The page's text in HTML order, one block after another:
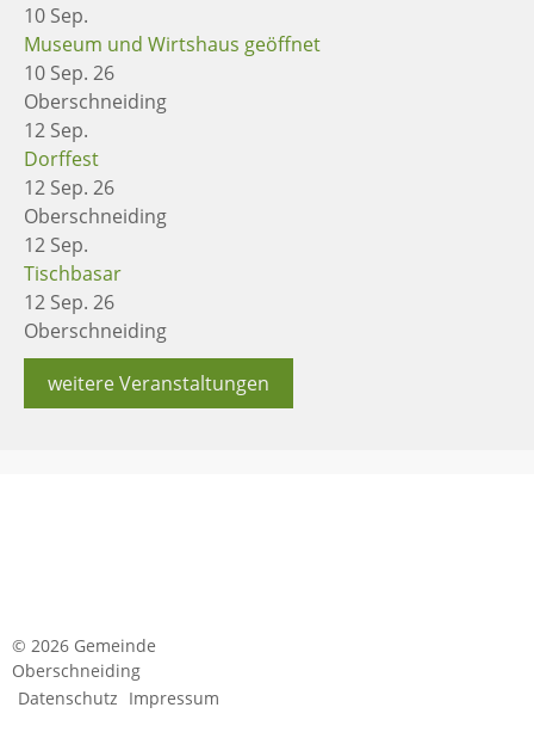
10 Sep.
Museum und Wirtshaus geöffnet
10 Sep. 26
Oberschneiding
12 Sep.
Dorffest
12 Sep. 26
Oberschneiding
12 Sep.
Tischbasar
12 Sep. 26
Oberschneiding
weitere Veranstaltungen
© 2026 Gemeinde
Oberschneiding
Datenschutz Impressum